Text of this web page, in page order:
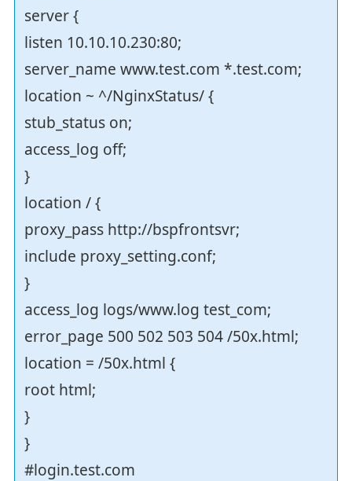
server {
listen 10.10.10.230:80;
server_name www.test.com *.test.com;
location ~ ^/NginxStatus/ {
stub_status on;
access_log off;
}
location / {
proxy_pass http://bspfrontsvr;
include proxy_setting.conf;
}
access_log logs/www.log test_com;
error_page 500 502 503 504 /50x.html;
location = /50x.html {
root html;
}
}
#login.test.com